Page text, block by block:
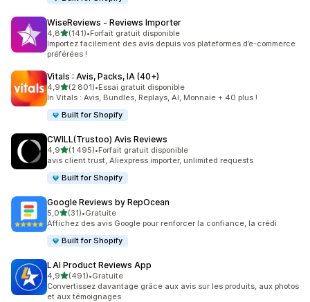
WiseReviews ‑ Reviews Importer
4,8étoile(s) sur 5
(141)
141 avis au total
•Forfait gratuit disponible
Importez facilement des avis depuis vos plateformes d’e-commerce
préférées !
Vitals : Avis, Packs, IA (40+)
4,9étoile(s) sur 5
(2 801)
2801 avis au total
•Essai gratuit disponible
In Vitals : Avis, Bundles, Replays, AI, Monnaie + 40 plus !
Built for Shopify
CWILL(Trustoo) Avis Reviews
4,9étoile(s) sur 5
(1 495)
1495 avis au total
•Forfait gratuit disponible
avis client trust, Aliexpress importer, unlimited requests
Built for Shopify
Google Reviews by RepOcean
5,0étoile(s) sur 5
(31)
31 avis au total
•Gratuite
Affichez des avis Google pour renforcer la confiance, la crédi
Built for Shopify
LAI Product Reviews App
4,9étoile(s) sur 5
(491)
491 avis au total
•Gratuite
Convertissez davantage grâce aux avis sur les produits, aux photos
et aux témoignages